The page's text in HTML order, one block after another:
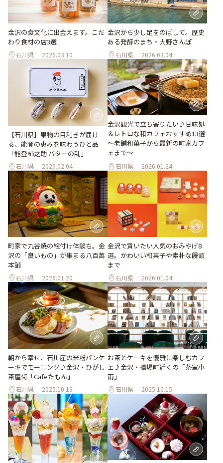
金沢の食文化に出会えます。こだ
わり食材の店3選
石川県 2026.03.10
金沢から少し足をのばして。歴史
ある発酵のまち・大野さんぽ
石川県 2026.03.04
【石川県】果物の目利きが届け
る、能登の恵みを味わうひと品
「能登柿之助 バターの乱」
石川県 2026.02.04
金沢観光で立ち寄りたい♪甘味処
＆レトロな和カフェおすすめ13選
～老舗和菓子から最新の町家カフ
ェまで～
石川県 2026.01.24
町家で九谷焼の絵付け体験も。金
沢の「良いもの」が集まる八百萬
本舗
石川県 2026.01.20
金沢で買いたい人気のおみやげ8
選。かわいい和菓子や素朴な饅頭
まで
石川県 2026.01.04
朝から幸せ、石川産の米粉パンケ
ーキでモーニング♪金沢・ひがし
茶屋街「Cafeたもん」
石川県 2025.10.18
お茶とケーキを優雅に楽しむカフ
ェ♪金沢・橋場町近くの「茶室小
雨」
石川県 2025.10.15